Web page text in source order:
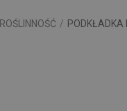
ROŚLINNOŚĆ / PODKŁADKA